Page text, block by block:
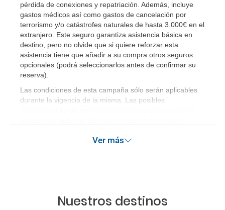
pérdida de conexiones y repatriación. Además, incluye
gastos médicos así como gastos de cancelación por
terrorismo y/o catástrofes naturales de hasta 3.000€ en el
extranjero. Este seguro garantiza asistencia básica en
destino, pero no olvide que si quiere reforzar esta
asistencia tiene que añadir a su compra otros seguros
opcionales (podrá seleccionarlos antes de confirmar su
reserva)
Las condiciones de esta campaña sólo serán aplicables
durante la vigencia de la misma. Las posibles
Ver más
Nuestros destinos